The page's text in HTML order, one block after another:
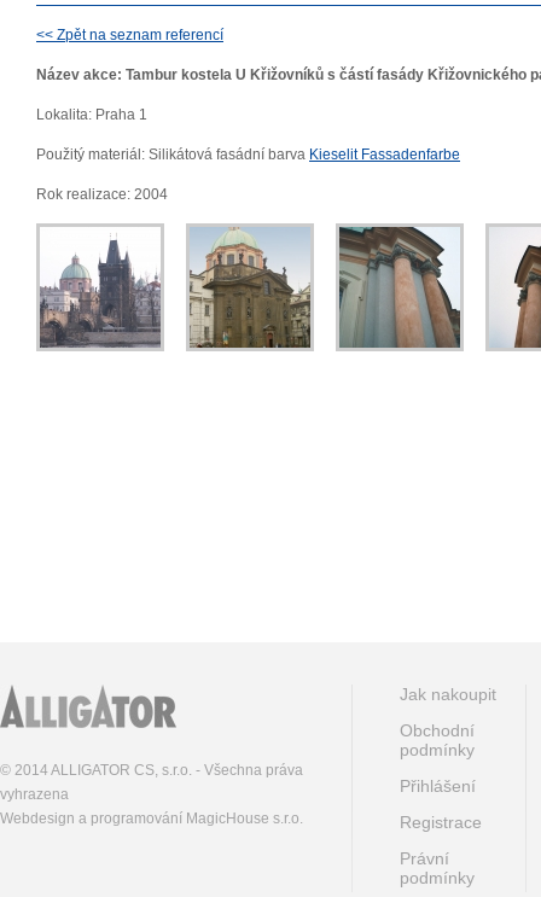
<< Zpět na seznam referencí
Název akce: Tambur kostela U Křižovníků s částí fasády Křižovnického
Lokalita: Praha 1
Použitý materiál: Silikátová fasádní barva Kieselit Fassadenfarbe
Rok realizace: 2004
© 2014 ALLIGATOR CS, s.r.o. - Všechna práva
vyhrazena
Webdesign a programování MagicHouse s.r.o.
Jak nakoupit
Obchodní
podmínky
Přihlášení
Registrace
Právní
podmínky